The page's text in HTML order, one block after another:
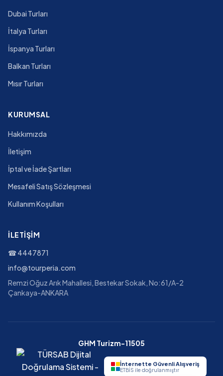
Dubai Turları
İtalya Turları
İspanya Turları
Balkan Turları
Mısır Turları
KURUMSAL
Hakkımızda
İletişim
İptal ve İade Şartları
Mesafeli Satış Sözleşmesi
Kullanım Koşulları
İLETIŞIM
☎4447871
info@tourperia.com
Remzi Oğuz Arık Mahallesi, Bestekar Sokak, No:61/A-2
Çankaya-ANKARA
GHM Turizm-11505
İnternette Güvenli Alışveriş
ETBİS ile doğrulanmıştır